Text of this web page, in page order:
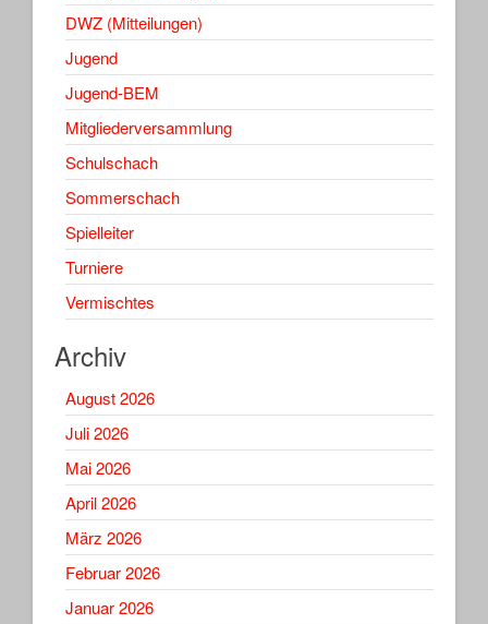
DWZ (Mitteilungen)
Jugend
Jugend-BEM
Mitgliederversammlung
Schulschach
Sommerschach
Spielleiter
Turniere
Vermischtes
Archiv
August 2026
Juli 2026
Mai 2026
April 2026
März 2026
Februar 2026
Januar 2026